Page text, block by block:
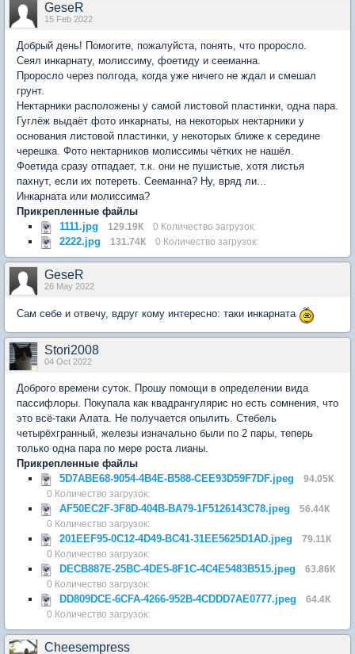
GeseR
15 Feb 2022
Добрый день! Помогите, пожалуйста, понять, что проросло.
Сеял инкарнату, молиссиму, фоетиду и сееманна.
Проросло через полгода, когда уже ничего не ждал и смешал
грунт.
Нектарники расположены у самой листовой пластинки, одна пара.
Гуглёж выдаёт фото инкарнаты, на некоторых нектарники у
основания листовой пластинки, у некоторых ближе к середине
черешка. Фото нектарников молиссимы чётких не нашёл.
Фоетида сразу отпадает, т.к. они не пушистые, хотя листья
пахнут, если их потереть. Сееманна? Ну, вряд ли...
Инкарната или молиссима?
Прикрепленные файлы
1111.jpg
129.19К 0 Количество загрузок:
2222.jpg 131.74К 0 Количество загрузок:
GeseR
26 May 2022
Сам себе и отвечу, вдруг кому интересно: таки инкарната
Stori2008
04 Oct 2022
Доброго времени суток. Прошу помощи в определении вида
пассифлоры. Покупала как квадрангулярис но есть сомнения, что
это всё-таки Алата. Не получается опылить. Стебель
четырёхгранный, железы изначально были по 2 пары, теперь
только одна пара по мере роста лианы.
Прикрепленные файлы
5D7ABE68-9054-4B4E-B588-CEE93D59F7DF.jpeg
94.05К
0 Количество загрузок:
AF50EC2F-3F8D-404B-BA79-1F5126143C78.jpeg
56.44К
0 Количество загрузок:
201EEF95-0C12-4D49-BC41-31EE5625D1AD.jpeg
79.11К
0 Количество загрузок:
DECB887E-25BC-4DE5-8F1C-4C4E5483B515.jpeg
63.86К
0 Количество загрузок:
DD809DCE-6CFA-4266-952B-4CDDD7AE0777.jpeg
64.4К
0 Количество загрузок:
Cheesempress